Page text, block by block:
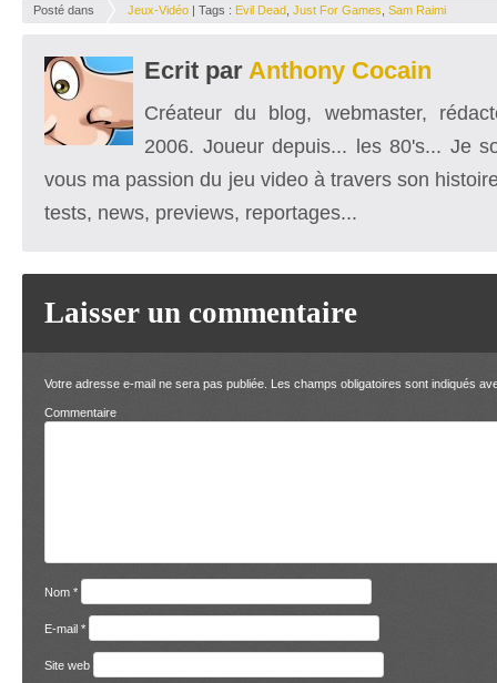
Posté dans Jeux-Vidéo | Tags : Evil Dead Just For Games Sam Raimi
Ecrit par Anthony Cocain
Créateur du blog, webmaster,
2006. Joueur depuis... les 80's... Je
vous ma passion du jeu video à travers son
tests, news, previews, reportages...
Laisser un commentaire
Votre adresse e-mail ne sera pas publiée. Les champs obligatoires sont indiqués
Nom *
E-mail *
Site web